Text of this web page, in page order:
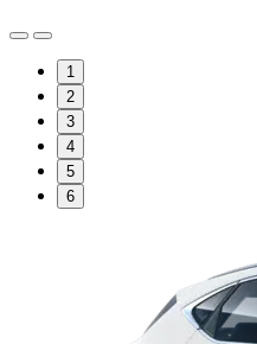
1
2
3
4
5
6